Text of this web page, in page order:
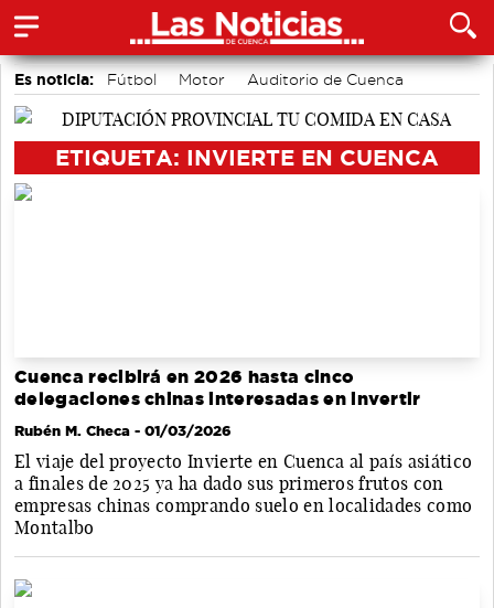
Es noticia: Fútbol Motor
Auditorio de Cuenca
Bádminton
Medio Ambiente
ETIQUETA: INVIERTE EN CUENCA
Cuenca recibirá en 2026 hasta cinco
delegaciones chinas interesadas en invertir
Rubén M. Checa - 01/03/2026
El viaje del proyecto Invierte en Cuenca al país asiático
a finales de 2025 ya ha dado sus primeros frutos con
empresas chinas comprando suelo en localidades como
Montalbo